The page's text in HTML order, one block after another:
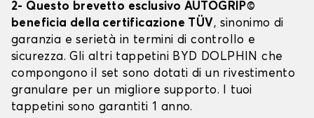
2- Questo brevetto esclusivo AUTOGRIP©
beneficia della certificazione TÜV, sinonimo di
garanzia e serietà in termini di controllo e
sicurezza. Gli altri tappetini BYD DOLPHIN che
compongono il set sono dotati di un rivestimento
granulare per un migliore supporto. I tuoi
tappetini sono garantiti 1 anno.